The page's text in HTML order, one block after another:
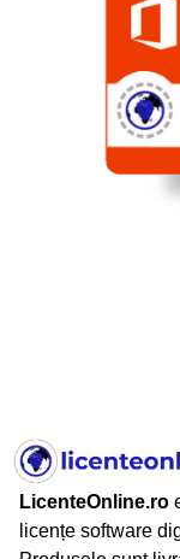
LicenteOnline.ro
licențe software